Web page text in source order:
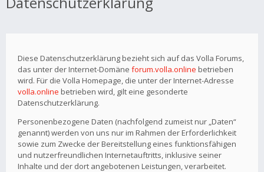
Diese Datenschutzerklärung bezieht sich auf das Volla Forums,
das unter der Internet-Domäne forum.volla.online betrieben
wird. Für die Volla Homepage, die unter der Internet-Adresse
volla.online betrieben wird, gilt eine gesonderte
Datenschutzerklärung.
Personenbezogene Daten (nachfolgend zumeist nur „Daten“
genannt) werden von uns nur im Rahmen der Erforderlichkeit
sowie zum Zwecke der Bereitstellung eines funktionsfähigen
und nutzerfreundlichen Internetauftritts, inklusive seiner
Inhalte und der dort angebotenen Leistungen, verarbeitet.